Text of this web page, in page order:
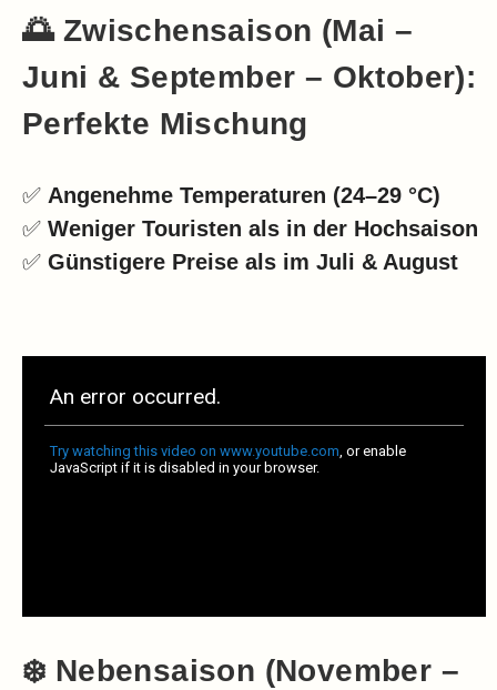
🌅 Zwischensaison (Mai –
Juni & September – Oktober):
Perfekte Mischung
✅ Angenehme Temperaturen (24–29 °C)
✅ Weniger Touristen als in der Hochsaison
✅ Günstigere Preise als im Juli & August
❄️ Nebensaison (November –